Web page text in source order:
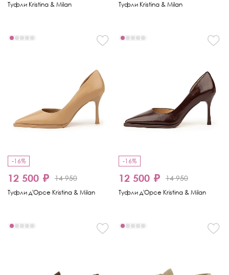
Туфли Kristina & Milan Туфли Kristina & Milan
-16%
12 500 ₽ 14 950
Туфли д'Орсе Kristina & Milan
-16%
12 500 ₽ 14 950
Туфли д'Орсе Kristina & Milan